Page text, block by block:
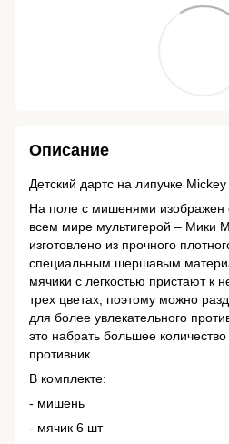
Описание
Детский дартс на липучке
На поле с мишенями
всем мире мультигерой – Мики
изготовлено из прочного
специальным шершавым
мячики с легкостью пристают к
трех цветах, поэтому можно
для более увлекательного
это набрать большее
противник.
В комплекте:
- мишень
- мячик 6 шт